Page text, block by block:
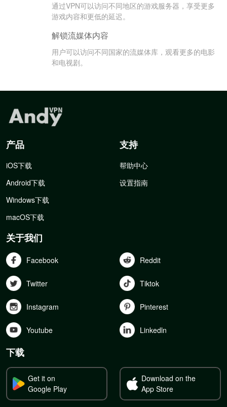
通过VPN可以访问不同地区的游戏服务器，享受更多
游戏内容和更低的延迟。
解锁流媒体内容
用户可以访问不同国家的流媒体库，观看更多的电影
和电视剧。
产品
iOS下载
Android下载
Windows下载
macOS下载
支持
帮助中心
设置指南
关于我们
Facebook Reddit
Twitter Tiktok
Instagram Pinterest
Youtube Linkedln
下载
Get it on
Google Play
Download on the
App Store